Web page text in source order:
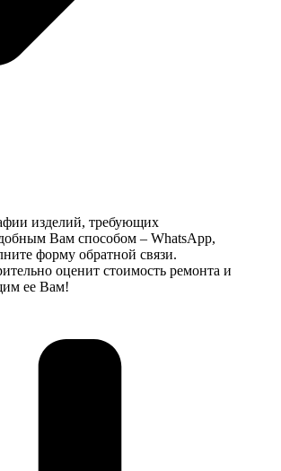
изделий, требующих
Вам способом – WhatsApp,
форму обратной связи.
оценит стоимость ремонта и
ее Вам!